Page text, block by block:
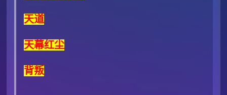
天道
天幕红尘
背叛